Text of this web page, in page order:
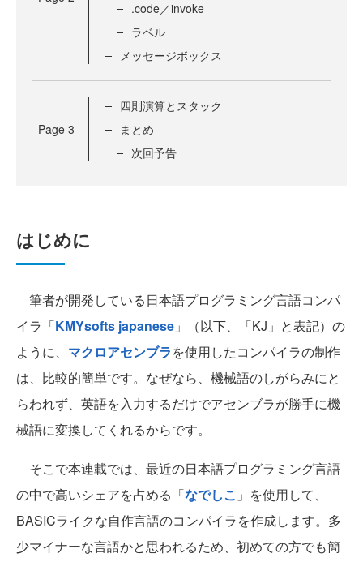
.code／invoke
ラベル
メッセージボックス
Page 3
四則演算とスタック
まとめ
次回予告
はじめに
筆者が開発している日本語プログラミング言語コンパ
イラ「KMYsofts japanese 」（以下、「KJ」と表記）の
ように、 マクロアセンブラを使用したコンパイラの制作
は、比較的簡単です。なぜなら、機械語のしがらみにと
らわれず、英語を入力するだけでアセンブラが勝手に機
械語に変換してくれるからです。
そこで本連載では、最近の日本語プログラミング言語
の中で高いシェアを占める「なでしこ 」を使用して、
BASICライクな自作言語のコンパイラを作成します。多
少マイナーな言語かと思われるため、初めての方でも簡